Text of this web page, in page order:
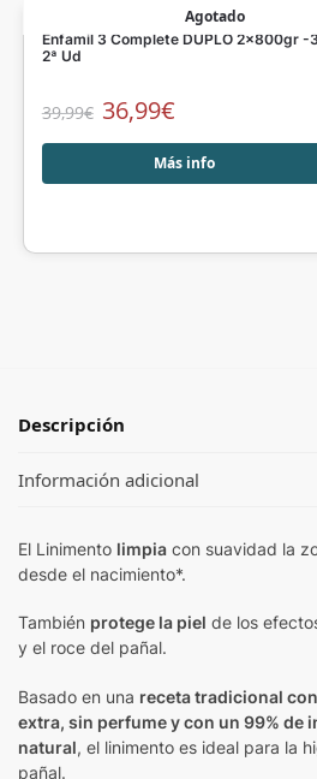
Agotado
Enfamil 3 Complete DUPLO 2x800gr -
2ª Ud
39,99€ 36,99€
Más info
Descripción
Información adicional
El Linimento limpia con suavidad la
desde el nacimiento*.
También protege la piel de los
y el roce del pañal.
Basado en una receta tradicional
extra, sin perfume y con un 99% de
natural, el linimento es ideal para la
pañal.